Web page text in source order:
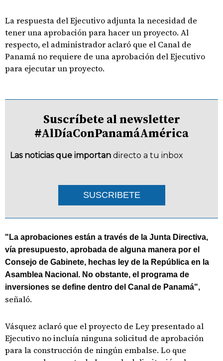
La respuesta del Ejecutivo adjunta la necesidad de
tener una aprobación para hacer un proyecto. Al
respecto, el administrador aclaró que el Canal de
Panamá no requiere de una aprobación del Ejecutivo
para ejecutar un proyecto.
Suscríbete al newsletter
#AlDíaConPanamáAmérica
Las noticias que importan directo a tu inbox
SUSCRIBETE
"La aprobaciones están a través de la Junta Directiva,
vía presupuesto, aprobada de alguna manera por el
Consejo de Gabinete, hechas ley de la República en la
Asamblea Nacional. No obstante, el programa de
inversiones se define dentro del Canal de Panamá",
señaló.
Vásquez aclaró que el proyecto de Ley presentado al
Ejecutivo no incluía ninguna solicitud de aprobación
para la construcción de ningún embalse. Lo que